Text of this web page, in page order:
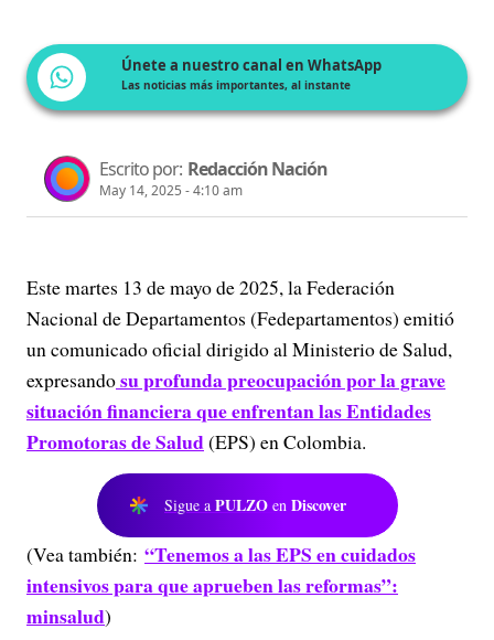
Únete a nuestro canal en WhatsApp
Las noticias más importantes, al instante
Escrito por: Redacción Nación
May 14, 2025 - 4:10 am
Este martes 13 de mayo de 2025, la Federación
Nacional de Departamentos (Fedepartamentos) emitió
un comunicado oficial dirigido al Ministerio de Salud,
expresandosu profunda preocupación por la grave
situación financiera que enfrentan las Entidades
Promotoras de Salud(EPS) en Colombia.
Sigue a PULZO en Discover
(Vea también: “Tenemos a las EPS en cuidados
intensivos para que aprueben las reformas”:
minsalud)